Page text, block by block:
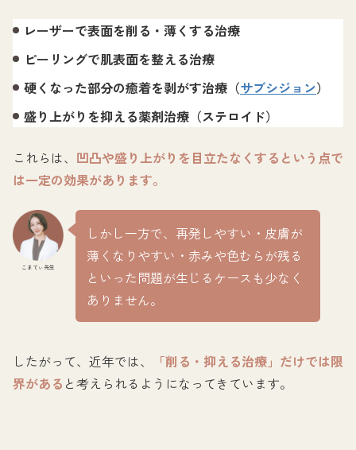
レーザーで表面を削る・薄くする治療
ピーリングで肌表面を整える治療
硬くなった部分の癒着を剥がす治療（サブシジョン）
盛り上がりを抑える薬剤治療（ステロイド）
これらは、 凹凸や盛り上がりを目立たなくするという点で
は一定の効果があります。
こまてぃ先生
しかし一方で、再発しやすい・皮膚が
薄くなりやすい・赤みや色むらが残る
といった問題が生じるケースも少なく
ありません。
したがって、近年では、
「削る・抑える治療」だけでは限
界がある と考えられるようになってきています。